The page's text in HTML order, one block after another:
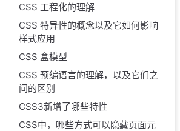
CSS 工程化的理解
CSS 特异性的概念以及它如何影响
样式应用
CSS 盒模型
CSS 预编语言的理解，以及它们之
间的区别
CSS3新增了哪些特性
CSS中，哪些方式可以隐藏页面元